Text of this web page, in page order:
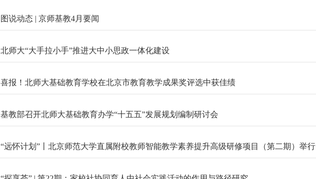
图说动态 | 京师基教4月要闻
北师大“大手拉小手”推进大中小思政一体化建设
喜报！北师大基础教育学校在北京市教育教学成果奖评选中获佳绩
基教部召开北师大基础教育办学“十五五”发展规划编制研讨会
“远怀计划”丨北京师范大学直属附校教师智能教学素养提升高级研修项目（第二期）举行